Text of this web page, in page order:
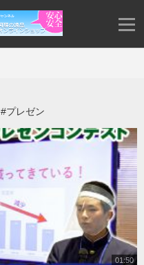
#プレゼン
01:50